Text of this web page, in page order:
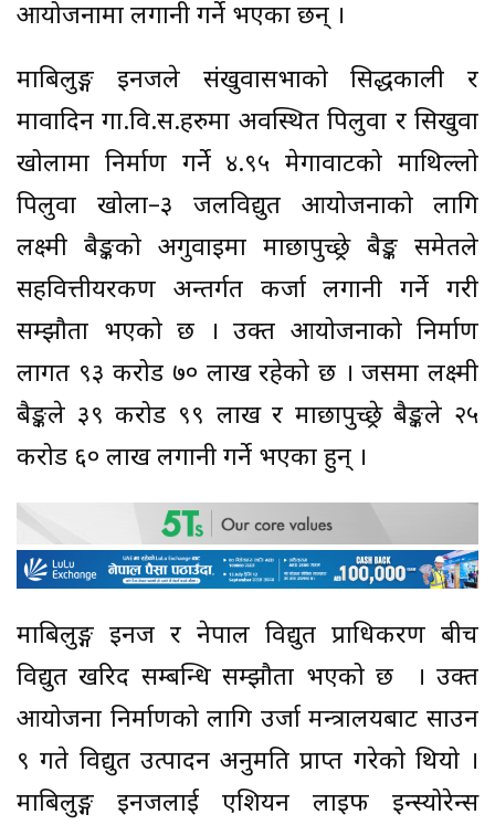
आयोजनामा लगानी गर्ने भएका छन् ।
माबिलुङ्ग इनर्जीले संखुवासभाको सिद्धकाली र
मावादिन गा.वि.स.हरुमा अवस्थित पिलुवा र सिखुवा
खोलामा निर्माण गर्ने ४.९५ मेगावाटको माथिल्लो
पिलुवा खोला–३ जलविद्युत आयोजनाको लागि
लक्ष्मी बैङ्कको अगुवाइमा माछापुच्छ्रे बैङ्क समेतले
सहवित्तीयरकण अन्तर्गत कर्जा लगानी गर्ने गरी
सम्झौता भएको छ । उक्त आयोजनाको निर्माण
लागत ९३ करोड ७० लाख रहेको छ । जसमा लक्ष्मी
बैङ्कले ३९ करोड ९९ लाख र माछापुच्छ्रे बैङ्कले २५
करोड ६० लाख लगानी गर्ने भएका हुन् ।
माबिलुङ्ग इनर्जी र नेपाल विद्युत प्राधिकरण बीच
विद्युत खरिद सम्बन्धि सम्झौता भएको छ । उक्त
आयोजना निर्माणको लागि उर्जा मन्त्रालयबाट साउन
९ गते विद्युत उत्पादन अनुमति प्राप्त गरेको थियो ।
माबिलुङ्ग इनर्जीलाई एशियन लाइफ इन्स्योरेन्स